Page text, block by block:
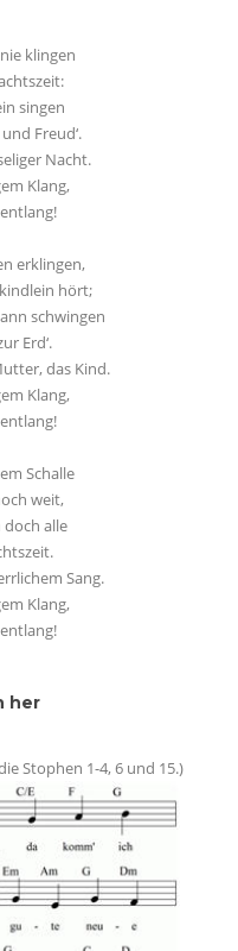
klingen
singen
Freud‘.
Nacht.
Klang,
erklingen,
hört;
schwingen
Erd‘.
das Kind.
Klang,
Schalle
weit,
alle
Sang.
Klang,
her
Stophen 1-4, 6 und 15.)